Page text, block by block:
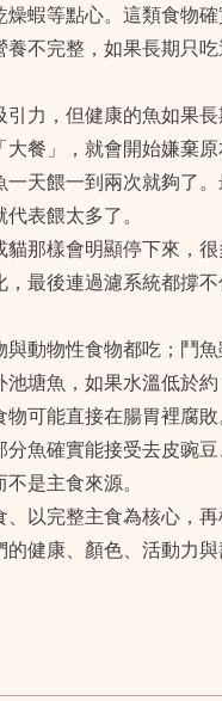
蝦等點心。這類食物
不完整，如果長期只
力，但健康的魚如果
餐」，就會開始嫌棄原
天餵一到兩次就夠了
表餵太多了。
那樣會明顯停下來，
最後連過濾系統都撐不
動物性食物都吃；鬥
塘魚，如果水溫低於約
可能直接在腸胃裡腐敗
魚確實能接受去皮豌豆
是主食來源。
以完整主食為核心，
健康、顏色、活動力